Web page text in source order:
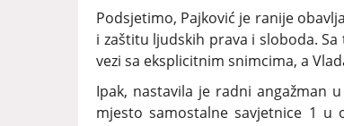
Podsjetimo, Pajković je ranije
i zaštitu ljudskih prava i sloboda.
vezi sa eksplicitnim snimcima, a
Ipak, nastavila je radni angažman
mjesto samostalne savjetnice 1